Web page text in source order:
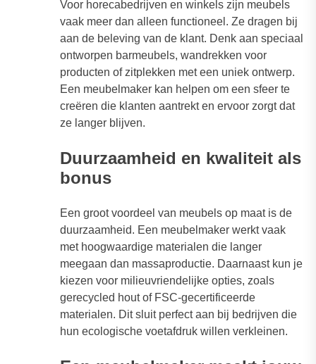
Voor horecabedrijven en winkels zijn meubels
vaak meer dan alleen functioneel. Ze dragen bij
aan de beleving van de klant. Denk aan speciaal
ontworpen barmeubels, wandrekken voor
producten of zitplekken met een uniek ontwerp.
Een meubelmaker kan helpen om een sfeer te
creëren die klanten aantrekt en ervoor zorgt dat
ze langer blijven.
Duurzaamheid en kwaliteit als
bonus
Een groot voordeel van meubels op maat is de
duurzaamheid. Een meubelmaker werkt vaak
met hoogwaardige materialen die langer
meegaan dan massaproductie. Daarnaast kun je
kiezen voor milieuvriendelijke opties, zoals
gerecycled hout of FSC-gecertificeerde
materialen. Dit sluit perfect aan bij bedrijven die
hun ecologische voetafdruk willen verkleinen.